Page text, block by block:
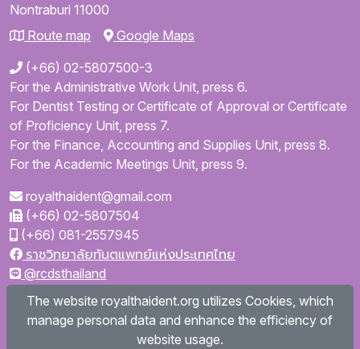
Nontraburi 11000
Route map
Google Maps
(+66) 02-5807500-3
For the Administrative Work Unit, press 6.
For Dentist Testing or Certificate of Approval or Certificate
of Proficiency Unit, press 7.
For the Finance, Accounting and Supplies Unit, press 8.
For the Academic Meetings Unit, press 9.
royalthaident@gmail.com
(+66) 02-5807504
(+66) 081-2557945
ราชวิทยาลัยทันตแพทย์แห่งประเทศไทย
@rcdsthailand
royalthaident
Royal College of Dental Surgeons of Thailand
The website royalthaident.org utilizes Cookies, which
manage personal data and enhance the efficiency of
website usage.